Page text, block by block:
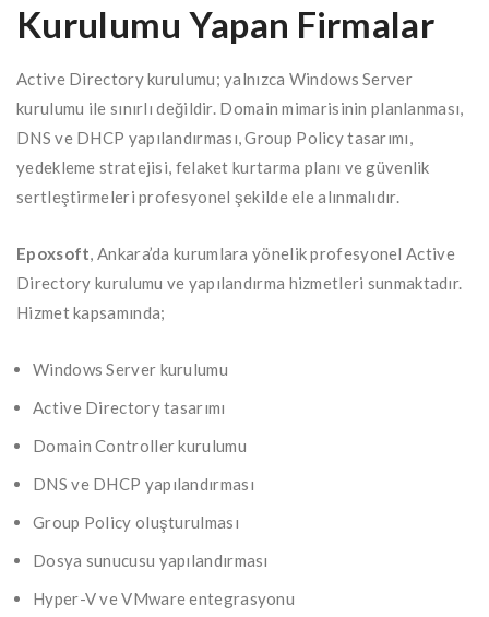
Kurulumu Yapan Firmalar
Active Directory kurulumu; yalnızca Windows Server
kurulumu ile sınırlı değildir. Domain mimarisinin planlanması,
DNS ve DHCP yapılandırması, Group Policy tasarımı,
yedekleme stratejisi, felaket kurtarma planı ve güvenlik
sertleştirmeleri profesyonel şekilde ele alınmalıdır.
Epoxsoft , Ankara’da kurumlara yönelik profesyonel Active
Directory kurulumu ve yapılandırma hizmetleri sunmaktadır.
Hizmet kapsamında;
Windows Server kurulumu
Active Directory tasarımı
Domain Controller kurulumu
DNS ve DHCP yapılandırması
Group Policy oluşturulması
Dosya sunucusu yapılandırması
Hyper-V ve VMware entegrasyonu